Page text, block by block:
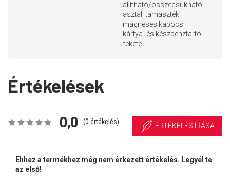
állítható/összecsukható
asztali támaszték
mágneses kapocs
kártya- és készpénztartó
fekete.
Értékelések
0,0 (0 értékelés) ÉRTÉKELÉS ÍRÁSA
Ehhez a termékhez még nem érkezett értékelés. Legyél te
az első!